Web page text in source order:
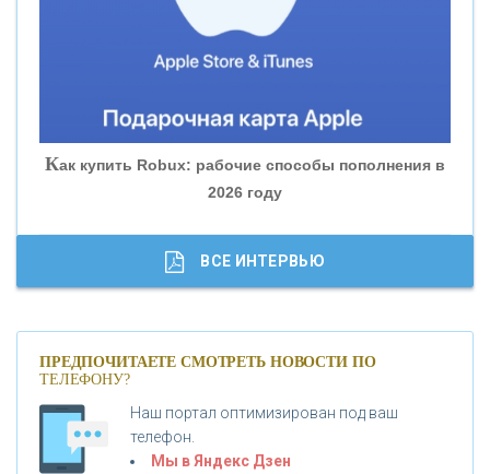
«БАНК ГЛОБЭКС»
«СОВКОМБАНК»
«ГАЗПРОМБАНК»
«МОСКОВСКИЙ КРЕДИТНЫЙ БАНК»
«БАНК ВОЗРОЖДЕНИЕ»
Как купить Robux: рабочие способы пополнения в
2026 году
Банки.ру обновил логотип впервые за 19 лет -
ВСЕ ИНТЕРВЬЮ
ПРЕДПОЧИТАЕТЕ СМОТРЕТЬ НОВОСТИ ПО
ТЕЛЕФОНУ?
Наш портал оптимизирован под ваш
телефон.
Мы в Яндекс Дзен